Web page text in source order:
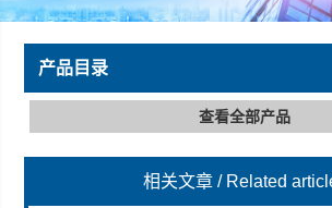
产品目录
查看全部产品
相关文章 / Related